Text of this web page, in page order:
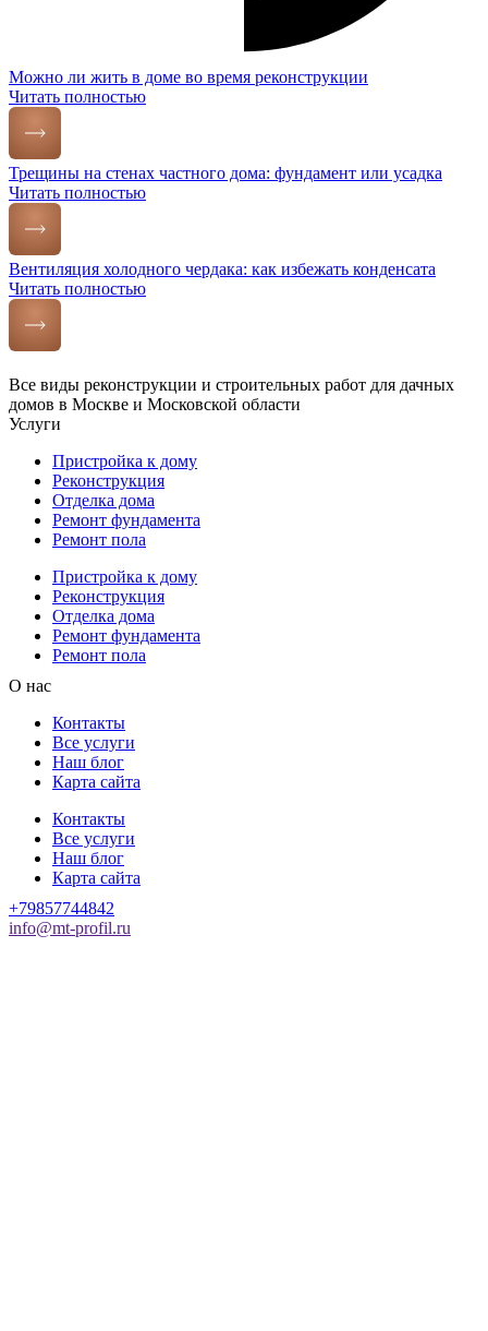
Можно ли жить в доме во время реконструкции
Читать полностью
Трещины на стенах частного дома: фундамент или усадка
Читать полностью
Вентиляция холодного чердака: как избежать конденсата
Читать полностью
Все виды реконструкции и строительных работ для дачных
домов в Москве и Московской области
Услуги
Пристройка к дому
Реконструкция
Отделка дома
Ремонт фундамента
Ремонт пола
Пристройка к дому
Реконструкция
Отделка дома
Ремонт фундамента
Ремонт пола
О нас
Контакты
Все услуги
Наш блог
Карта сайта
Контакты
Все услуги
Наш блог
Карта сайта
+79857744842
info@mt-profil.ru